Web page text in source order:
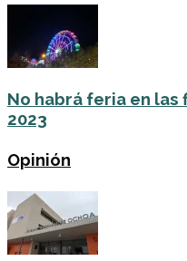
No habrá feria en
2023
Opinión